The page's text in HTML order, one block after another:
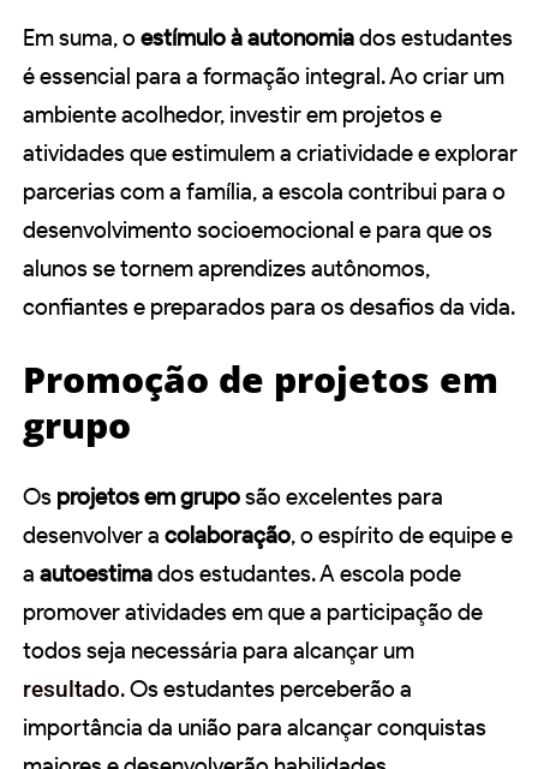
Em suma, o estímulo à autonomiados estudantes
é essencial para a formação integral. Ao criar um
ambiente acolhedor, investir em projetos e
atividades que estimulem a criatividade e explorar
parcerias com a família, a escola contribui para o
desenvolvimento socioemocional e para que os
alunos se tornem aprendizes autônomos,
confiantes e preparados para os desafios da vida.
Promoção de projetos em
grupo
Os projetos em gruposão excelentes para
desenvolver a colaboração, o espírito de equipe e
a autoestimados estudantes. A escola pode
promover atividades em que a participação de
todos seja necessária para alcançar um
resultado. Os estudantes perceberão a
importância da união para alcançar conquistas